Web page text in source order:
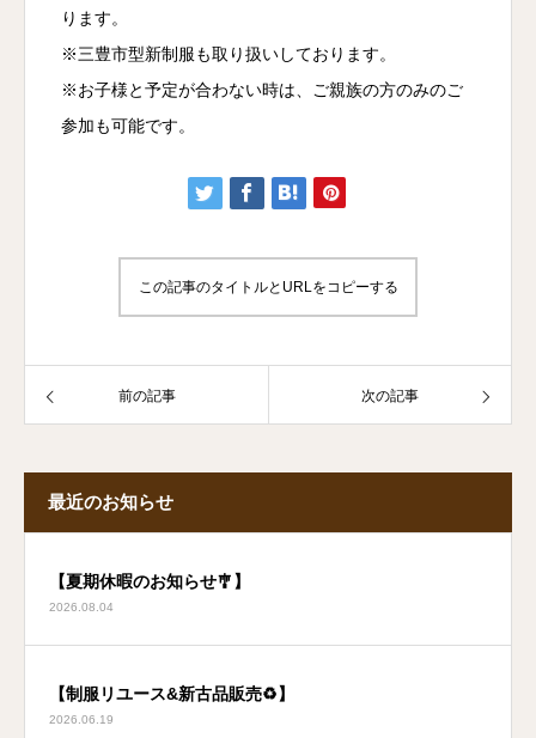
ります。
※三豊市型新制服も取り扱いしております。
※お子様と予定が合わない時は、ご親族の方のみのご
参加も可能です。
この記事のタイトルとURLをコピーする
前の記事 次の記事
最近のお知らせ
【夏期休暇のお知らせ🎐】
2026.08.04
【制服リユース&新古品販売♻️】
2026.06.19